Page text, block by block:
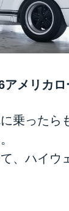
メリカ
乗ったら
、ハイウ